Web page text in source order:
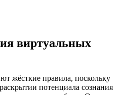
виртуальных
жёсткие правила, поскольку
потенциала сознания